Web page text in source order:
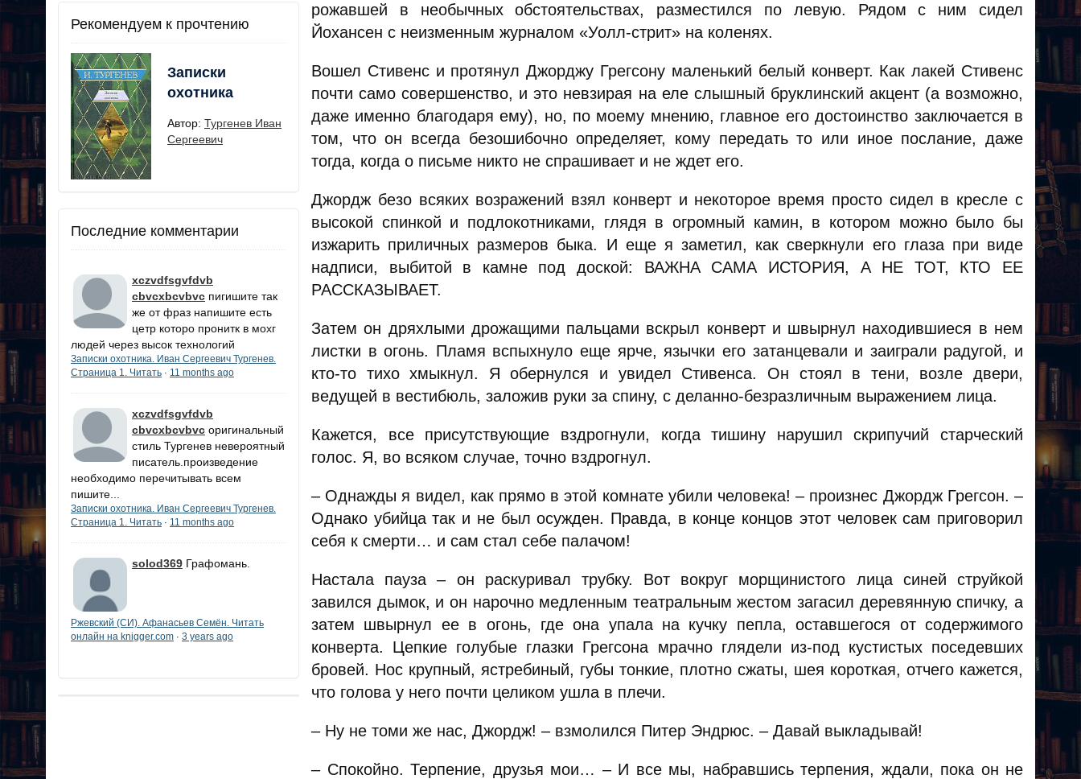
Рекомендуем к прочтению
Записки
охотника
Автор: Тургенев Иван
Сергеевич
Последние комментарии
xczvdfsgvfdvb
cbvcxbcvbvc пигишите так
же от фраз напишите есть
цетр которо пронитк в мохг
людей через высок технологий
Записки охотника. Иван Сергеевич Тургенев.
Страница 1. Читать · 11 months ago
xczvdfsgvfdvb
cbvcxbcvbvc оригинальный
стиль Тургенев невероятный
писатель.произведение
необходимо перечитывать всем
пишите...
Записки охотника. Иван Сергеевич Тургенев.
Страница 1. Читать · 11 months ago
solod369 Графомань.
Ржевский (СИ). Афанасьев Семён. Читать
онлайн на knigger.com · 3 years ago
рожавшей в необычных обстоятельствах, разместился по левую. Рядом с ним сидел
Йохансен с неизменным журналом «Уолл-стрит» на коленях.
Вошел Стивенс и протянул Джорджу Грегсону маленький белый конверт. Как лакей Стивенс
почти само совершенство, и это невзирая на еле слышный бруклинский акцент (а возможно,
даже именно благодаря ему), но, по моему мнению, главное его достоинство заключается в
том, что он всегда безошибочно определяет, кому передать то или иное послание, даже
тогда, когда о письме никто не спрашивает и не ждет его.
Джордж безо всяких возражений взял конверт и некоторое время просто сидел в кресле с
высокой спинкой и подлокотниками, глядя в огромный камин, в котором можно было бы
изжарить приличных размеров быка. И еще я заметил, как сверкнули его глаза при виде
надписи, выбитой в камне под доской: ВАЖНА САМА ИСТОРИЯ, А НЕ ТОТ, КТО ЕЕ
РАССКАЗЫВАЕТ.
Затем он дряхлыми дрожащими пальцами вскрыл конверт и швырнул находившиеся в нем
листки в огонь. Пламя вспыхнуло еще ярче, язычки его затанцевали и заиграли радугой, и
кто-то тихо хмыкнул. Я обернулся и увидел Стивенса. Он стоял в тени, возле двери,
ведущей в вестибюль, заложив руки за спину, с деланно-безразличным выражением лица.
Кажется, все присутствующие вздрогнули, когда тишину нарушил скрипучий старческий
голос. Я, во всяком случае, точно вздрогнул.
– Однажды я видел, как прямо в этой комнате убили человека! – произнес Джордж Грегсон. –
Однако убийца так и не был осужден. Правда, в конце концов этот человек сам приговорил
себя к смерти… и сам стал себе палачом!
Настала пауза – он раскуривал трубку. Вот вокруг морщинистого лица синей струйкой
завился дымок, и он нарочно медленным театральным жестом загасил деревянную спичку, а
затем швырнул ее в огонь, где она упала на кучку пепла, оставшегося от содержимого
конверта. Цепкие голубые глазки Грегсона мрачно глядели из-под кустистых поседевших
бровей. Нос крупный, ястребиный, губы тонкие, плотно сжаты, шея короткая, отчего кажется,
что голова у него почти целиком ушла в плечи.
– Ну не томи же нас, Джордж! – взмолился Питер Эндрюс. – Давай выкладывай!
– Спокойно. Терпение, друзья мои… – И все мы, набравшись терпения, ждали, пока он не